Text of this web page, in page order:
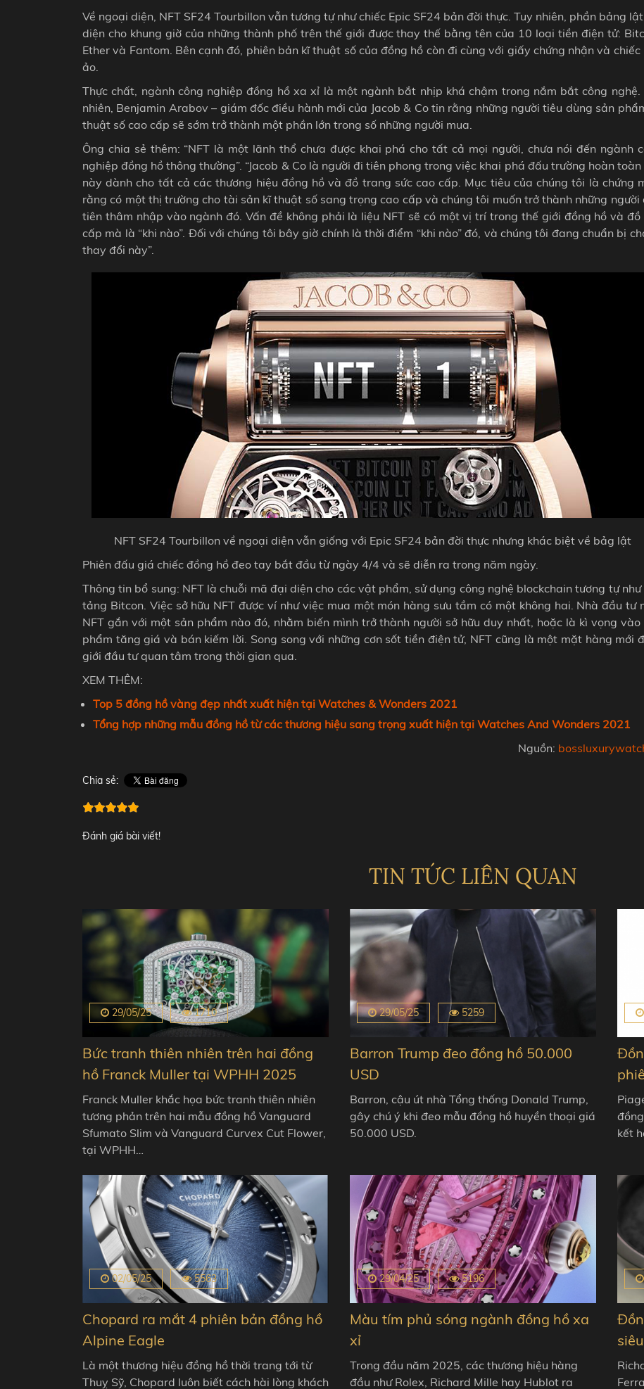
Về ngoại diện, NFT SF24 Tourbillon vẫn tương tự như chiếc Epic SF24 bản đời thực. Tuy nhiên, phần bảng
diện cho khung giờ của những thành phố trên thế giới được thay thế bằng tên của 10 loại tiền điện tử:
Ether và Fantom. Bên cạnh đó, phiên bản kĩ thuật số của đồng hồ còn đi cùng với giấy chứng nhận và chiếc
ảo.
Thực chất, ngành công nghiệp đồng hồ xa xỉ là một ngành bắt nhịp khá chậm trong nắm bắt công nghệ.
nhiên, Benjamin Arabov – giám đốc điều hành mới của Jacob & Co tin rằng những người tiêu dùng sản
thuật số cao cấp sẽ sớm trở thành một phần lớn trong số những người mua.
Ông chia sẻ thêm: “NFT là một lãnh thổ chưa được khai phá cho tất cả mọi người, chưa nói đến ngành
nghiệp đồng hồ thông thường”. “Jacob & Co là người đi tiên phong trong việc khai phá đấu trường hoàn toàn
này dành cho tất cả các thương hiệu đồng hồ và đồ trang sức cao cấp. Mục tiêu của chúng tôi là chứng
rằng có một thị trường cho tài sản kĩ thuật số sang trọng cao cấp và chúng tôi muốn trở thành những người
tiên thâm nhập vào ngành đó. Vấn đề không phải là liệu NFT sẽ có một vị trí trong thế giới đồng hồ và đồ
cấp mà là “khi nào”. Đối với chúng tôi bây giờ chính là thời điểm “khi nào” đó, và chúng tôi đang chuẩn bị
thay đổi này”.
NFT SF24 Tourbillon về ngoại diện vẫn giống với Epic SF24 bản đời thực nhưng khác biệt về bảg lật
Phiên đấu giá chiếc đồng hồ đeo tay bắt đầu từ ngày 4/4 và sẽ diễn ra trong năm ngày.
Thông tin bổ sung: NFT là chuỗi mã đại diện cho các vật phẩm, sử dụng công nghệ blockchain tương tự như
tảng Bitcon. Việc sở hữu NFT được ví như việc mua một món hàng sưu tầm có một không hai. Nhà đầu tư
NFT gắn với một sản phẩm nào đó, nhằm biến mình trở thành người sở hữu duy nhất, hoặc là kì vọng vào
phẩm tăng giá và bán kiếm lời. Song song với những cơn sốt tiền điện tử, NFT cũng là một mặt hàng mới
giới đầu tư quan tâm trong thời gian qua.
XEM THÊM:
Top 5 đồng hồ vàng đẹp nhất xuất hiện tại Watches & Wonders 2021
Tổng hợp những mẫu đồng hồ từ các thương hiệu sang trọng xuất hiện tại Watches And Wonders 2021
Nguồn:
Chia sẻ:
Đánh giá bài viết!
TIN TỨC LIÊN QUAN
29/05/25 1710
Bức tranh thiên nhiên trên hai đồng
hồ Franck Muller tại WPHH 2025
Franck Muller khắc họa bức tranh thiên nhiên
tương phản trên hai mẫu đồng hồ Vanguard
Sfumato Slim và Vanguard Curvex Cut Flower,
tại WPHH…
29/05/25 5259
Barron Trump đeo đồng hồ 50.000
USD
Barron, cậu út nhà Tổng thống Donald Trump,
gây chú ý khi đeo mẫu đồng hồ huyền thoại giá
50.000 USD.
kết
02/05/25 5563
Chopard ra mắt 4 phiên bản đồng hồ
Alpine Eagle
Là một thương hiệu đồng hồ thời trang tới từ
Thuỵ Sỹ, Chopard luôn biết cách hài lòng khách
29/04/25 5196
Màu tím phủ sóng ngành đồng hồ xa
xỉ
Trong đầu năm 2025, các thương hiệu hàng
đầu như Rolex, Richard Mille hay Hublot ra